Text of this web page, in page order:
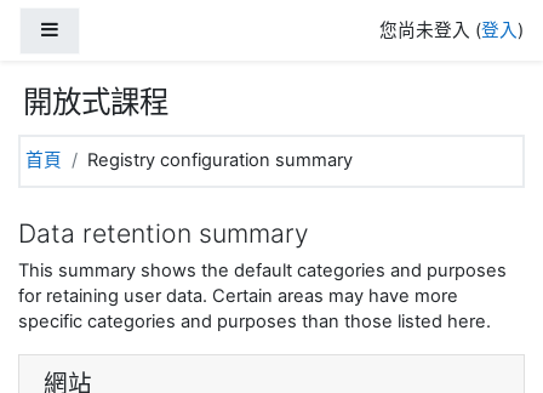
您尚未登入 (登入)
開放式課程
首頁 Registry configuration summary
Data retention summary
This summary shows the default categories and purposes
for retaining user data. Certain areas may have more
specific categories and purposes than those listed here.
網站